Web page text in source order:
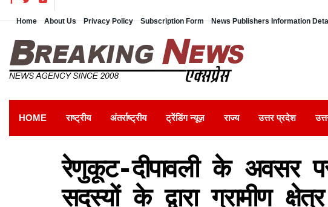
Home About Us Privacy Policy Subscription Form News Publishers Information
HOME राष्ट्रीय अंतर्राष्ट्रीय ट्रेंडिंग न्यूज़ राज्य उत्तर प्रदेश
रेणुकूट-दीपावली के अवसर
सदस्यों के द्वारा ग्रामीण